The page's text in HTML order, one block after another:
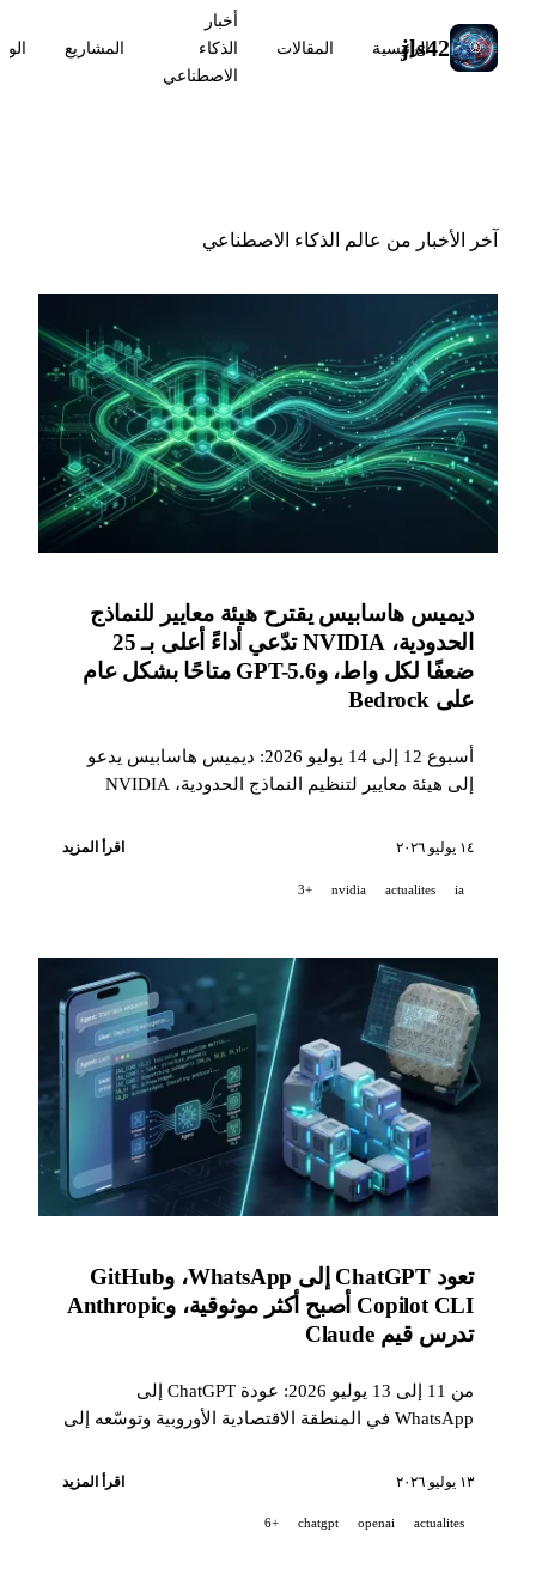
jls42
الرئيسية المقالات
أخبار
الذكاء
الاصطناعي
المشاريع
آخر الأخبار من عالم الذكاء الاصطناعي
ديميس هاسابيس يقترح هيئة معايير للنماذج
الحدودية، NVIDIA تدّعي أداءً أعلى بـ 25
ضعفًا لكل واط، وGPT-5.6 متاحًا بشكل عام
على Bedrock
أسبوع 12 إلى 14 يوليو 2026: ديميس هاسابيس يدعو
إلى هيئة معايير لتنظيم النماذج الحدودية، NVIDIA
عن RL Autoresearch، وGPT-5.6 يصل إلى الإتاحة العامة
١٤ يوليو ٢٠٢٦ اقرأ المزيد
ia
actualites
nvidia
+3
تعود ChatGPT إلى WhatsApp، وGitHub
Copilot CLI أصبح أكثر موثوقية، وAnthropic
تدرس قيم Claude
من 11 إلى 13 يوليو 2026: عودة ChatGPT إلى
WhatsApp في المنطقة الاقتصادية الأوروبية وتوسّعه إلى
موثوقية، ودراسة من Anthropic حول القيم التي يعبّر
وSakana AI حول الوكلاء الموثوقين والذكاء الجماعي
١٣ يوليو ٢٠٢٦ اقرأ المزيد
actualites
openai
chatgpt
+6